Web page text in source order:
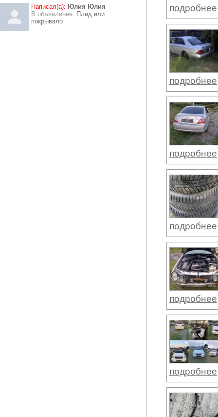
Написал(а): Юлия Юлия
В объявление: Плед или
покрывало
подробнее
подробнее
подробнее
подробнее
подробнее
подробнее